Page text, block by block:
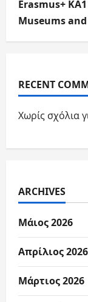
Erasmus+
Museums
RECENT
Χωρίς σχόλια
ARCHIVES
Μάιος 2026
Απρίλιος 2026
Μάρτιος 2026